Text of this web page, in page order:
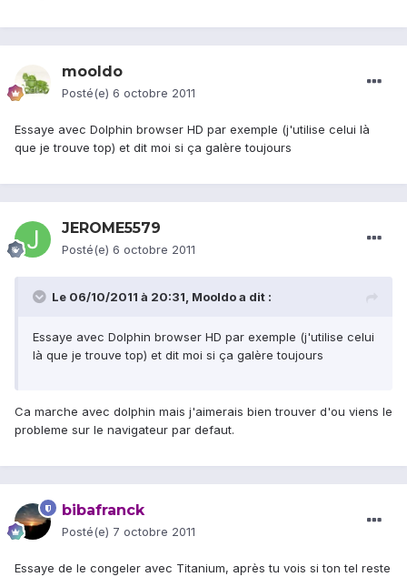
mooldo
Posté(e) 6 octobre 2011
Essaye avec Dolphin browser HD par exemple (j'utilise celui là
que je trouve top) et dit moi si ça galère toujours
JEROME5579
Posté(e) 6 octobre 2011
Le 06/10/2011 à 20:31, Mooldo a dit :
Essaye avec Dolphin browser HD par exemple (j'utilise celui
là que je trouve top) et dit moi si ça galère toujours
Ca marche avec dolphin mais j'aimerais bien trouver d'ou viens le
probleme sur le navigateur par defaut.
bibafranck
Posté(e) 7 octobre 2011
Essaye de le congeler avec Titanium, après tu vois si ton tel reste